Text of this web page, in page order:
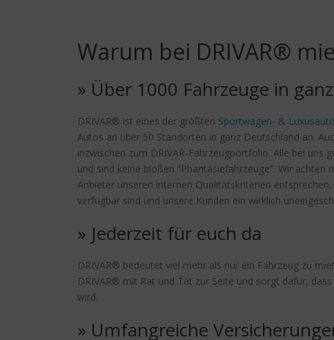
Warum bei DRIVAR®
» Über 1000 Fahrzeuge in
DRIVAR® ist eines der größten Sportwagen- &
Autos an über 50 Standorten in ganz Deutschland an.
inzwischen zum DRIVAR-Fahrzeugportfolio. Alle bei
und sind keine bloßen “Phantasiefahrzeuge”. Wir
Anbieter unseren internen Qualitätskriterien
verfügbar sind und unsere Kunden ein wirklich
» Jederzeit für euch da
DRIVAR® bedeutet viel mehr als nur ein Fahrzeug zu
DRIVAR® mit Rat und Tat zur Seite und sorgt dafür,
wird.
» Umfangreiche